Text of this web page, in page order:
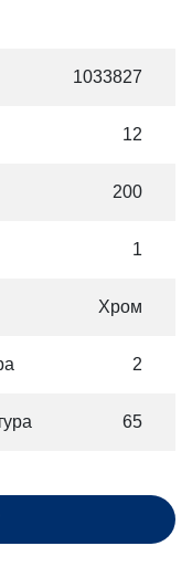
1033827
12
200
1
Хром
2
65